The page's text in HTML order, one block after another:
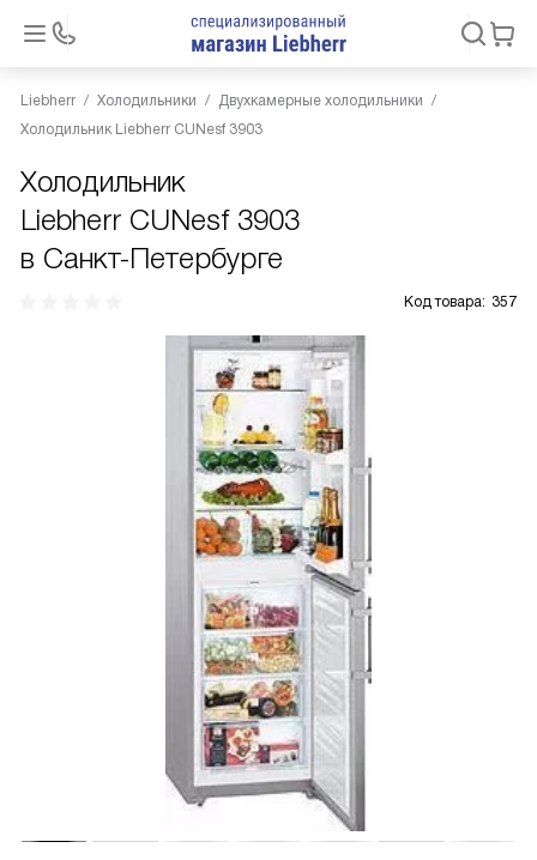
Liebherr Холодильники
Двухкамерные холодильники
Холодильник Liebherr CUNesf 3903
Холодильник
Liebherr CUNesf 3903
в Санкт-Петербурге
Код товара: 357